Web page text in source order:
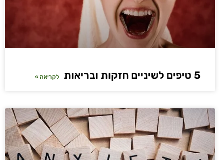
5 טיפים לשיניים חזקות ובריאות לקריאה »